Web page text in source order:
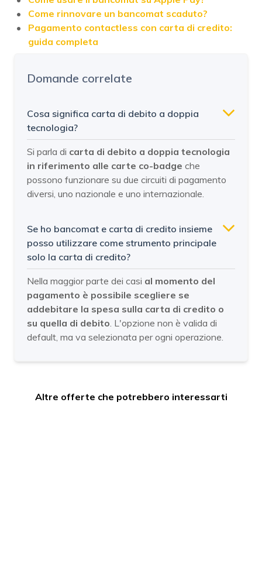
Come rinnovare un bancomat scaduto?
Pagamento contactless con carta di credito:
guida completa
Domande correlate
Cosa significa carta di debito a doppia
tecnologia?
Si parla di carta di debito a doppia tecnologia
in riferimento alle carte co-badge che
possono funzionare su due circuiti di pagamento
diversi, uno nazionale e uno internazionale.
Se ho bancomat e carta di credito insieme
posso utilizzare come strumento principale
solo la carta di credito?
Nella maggior parte dei casi al momento del
pagamento è possibile scegliere se
addebitare la spesa sulla carta di credito o
su quella di debito . L'opzione non è valida di
default, ma va selezionata per ogni operazione.
Altre offerte che potrebbero interessarti